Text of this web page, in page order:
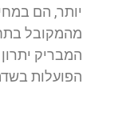
יותר, הם
מהמקובל
המבריק
הפועלות